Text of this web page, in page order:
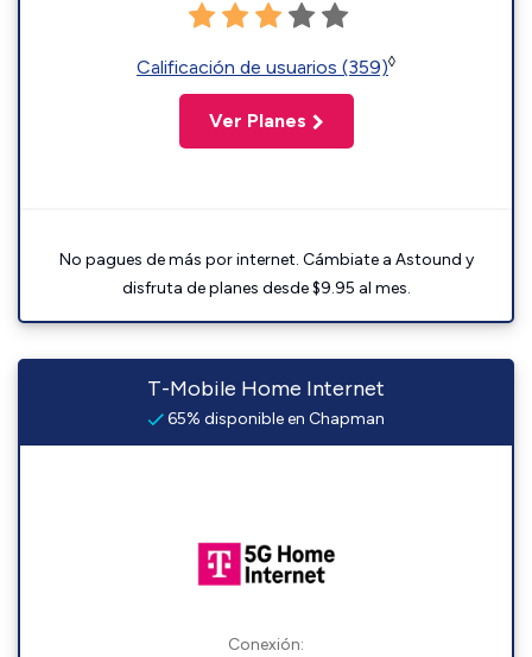
Calificación de usuarios (359)◊
Ver Planes
No pagues de más por internet. Cámbiate a Astound y
disfruta de planes desde $9.95 al mes.
T-Mobile Home Internet
65% disponible en Chapman
Conexión: